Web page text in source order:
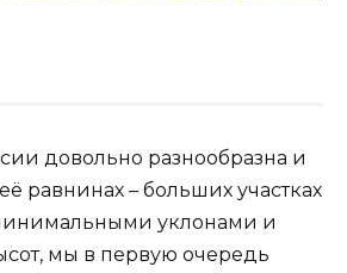
довольно разнообразна и
равнинах – больших участках
уклонами и
мы в первую очередь